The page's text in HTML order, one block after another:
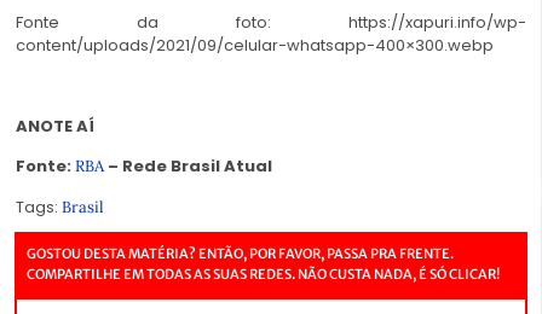
Fonte da foto: https://xapuri.info/wp-
content/uploads/2021/09/celular-whatsapp-400×300.webp
ANOTE AÍ
Fonte: RBA– Rede Brasil Atual
Tags: Brasil
GOSTOU DESTA MATÉRIA? ENTÃO, POR FAVOR, PASSA PRA FRENTE.
COMPARTILHE EM TODAS AS SUAS REDES. NÃO CUSTA NADA, É SÓ CLICAR!